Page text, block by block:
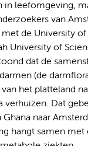
in leefomgeving,
van
de University of
University of
dat de
(de
het platteland
verhuizen. Dat
Ghana naar
hangt samen met